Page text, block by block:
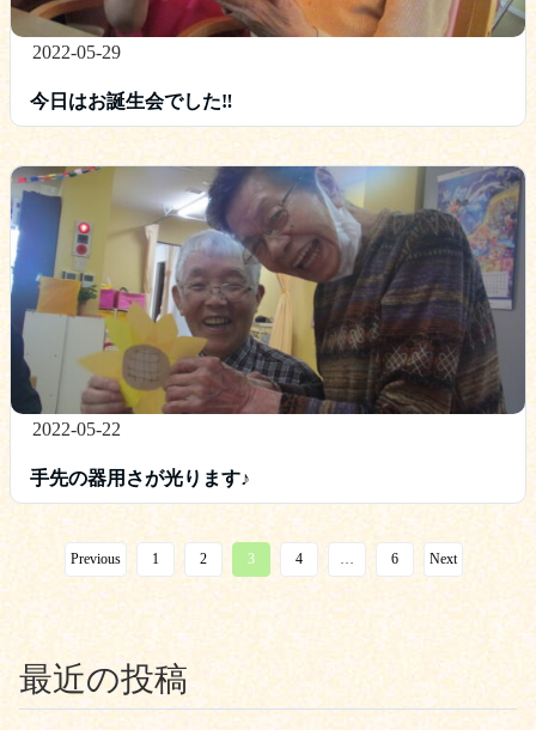
2022-05-29
今日はお誕生会でした‼
2022-05-22
手先の器用さが光ります♪
Previous 1 2 3 4 6 Next
最近の投稿